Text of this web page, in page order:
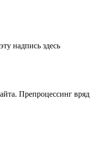
надпись здесь
Препроцессинг вряд